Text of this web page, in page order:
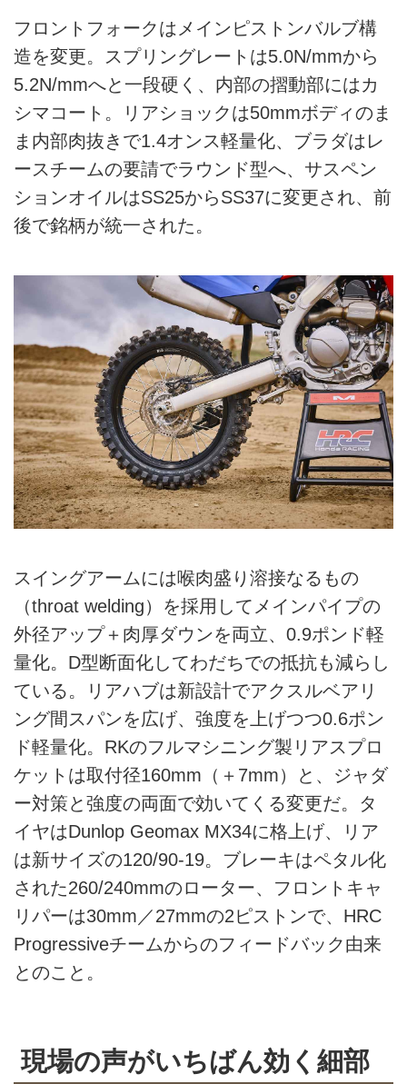
フロントフォークはメインピストンバルブ構
造を変更。スプリングレートは5.0N/mmから
5.2N/mmへと一段硬く、内部の摺動部にはカ
シマコート。リアショックは50mmボディのま
ま内部肉抜きで1.4オンス軽量化、ブラダはレ
ースチームの要請でラウンド型へ、サスペン
ションオイルはSS25からSS37に変更され、前
後で銘柄が統一された。
スイングアームには喉肉盛り溶接なるもの
（throat welding）を採用してメインパイプの
外径アップ＋肉厚ダウンを両立、0.9ポンド軽
量化。D型断面化してわだちでの抵抗も減らし
ている。リアハブは新設計でアクスルベアリ
ング間スパンを広げ、強度を上げつつ0.6ポン
ド軽量化。RKのフルマシニング製リアスプロ
ケットは取付径160mm（＋7mm）と、ジャダ
ー対策と強度の両面で効いてくる変更だ。タ
イヤはDunlop Geomax MX34に格上げ、リア
は新サイズの120/90-19。ブレーキはペタル化
された260/240mmのローター、フロントキャ
リパーは30mm／27mmの2ピストンで、HRC
Progressiveチームからのフィードバック由来
とのこと。
現場の声がいちばん効く細部